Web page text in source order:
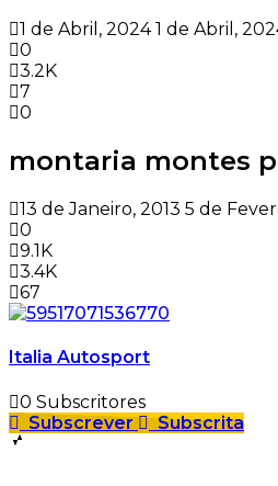
1 de Abril, 2024 1 de Abril,
0
3.2K
7
0
montaria montes
13 de Janeiro, 2013 5 de
0
9.1K
3.4K
67
Italia Autosport
0 Subscritores
Subscrever
Subscrita